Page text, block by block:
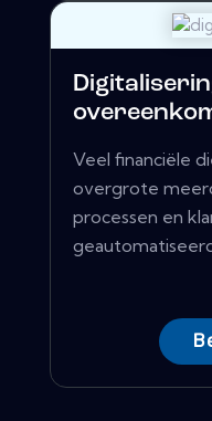
Veel financiële
overgrote
processen en